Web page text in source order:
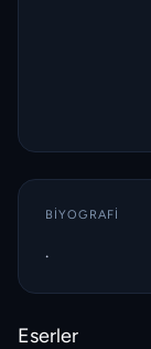
BIYOGRAFI
.
Eserler